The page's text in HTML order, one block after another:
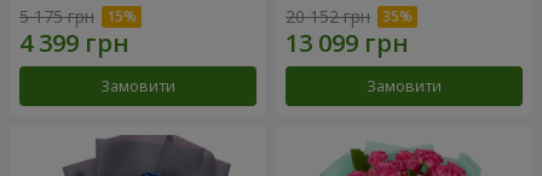
5 175 грн
Замовити
20 152 грн
Замовити